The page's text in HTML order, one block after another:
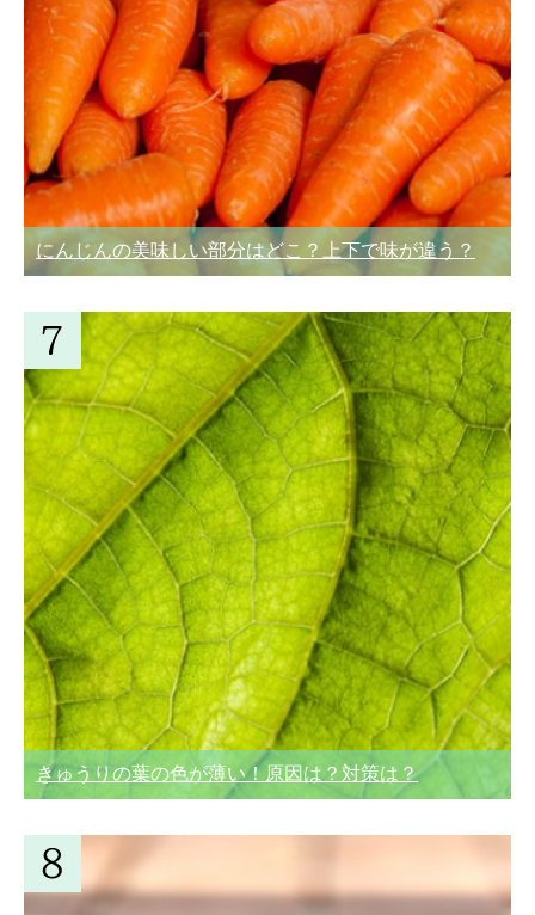
にんじんの美味しい部分はどこ？上下で味が違う？
きゅうりの葉の色が薄い！原因は？対策は？